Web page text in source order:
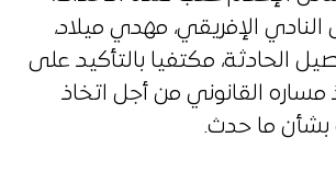
الإفريقي، مهدي ميلاد،
الحادثة، مكتفيا بالتأكيد على
القانوني من أجل اتخاذ
بشأن ما حدث.